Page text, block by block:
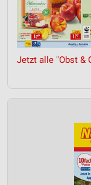
Jetzt alle "Obst &